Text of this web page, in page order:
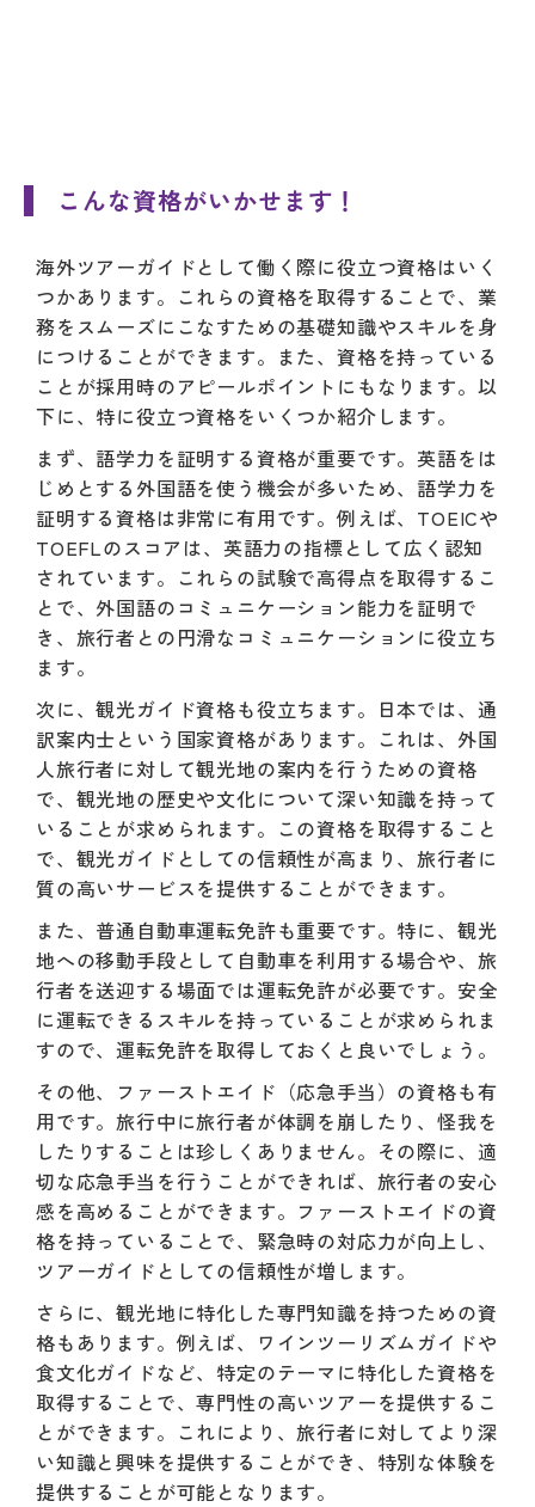
こんな資格がいかせます！
海外ツアーガイドとして働く際に役立つ資格はいく
つかあります。これらの資格を取得することで、業
務をスムーズにこなすための基礎知識やスキルを身
につけることができます。また、資格を持っている
ことが採用時のアピールポイントにもなります。以
下に、特に役立つ資格をいくつか紹介します。
まず、語学力を証明する資格が重要です。英語をは
じめとする外国語を使う機会が多いため、語学力を
証明する資格は非常に有用です。例えば、TOEICや
TOEFLのスコアは、英語力の指標として広く認知
されています。これらの試験で高得点を取得するこ
とで、外国語のコミュニケーション能力を証明で
き、旅行者との円滑なコミュニケーションに役立ち
ます。
次に、観光ガイド資格も役立ちます。日本では、通
訳案内士という国家資格があります。これは、外国
人旅行者に対して観光地の案内を行うための資格
で、観光地の歴史や文化について深い知識を持って
いることが求められます。この資格を取得すること
で、観光ガイドとしての信頼性が高まり、旅行者に
質の高いサービスを提供することができます。
また、普通自動車運転免許も重要です。特に、観光
地への移動手段として自動車を利用する場合や、旅
行者を送迎する場面では運転免許が必要です。安全
に運転できるスキルを持っていることが求められま
すので、運転免許を取得しておくと良いでしょう。
その他、ファーストエイド（応急手当）の資格も有
用です。旅行中に旅行者が体調を崩したり、怪我を
したりすることは珍しくありません。その際に、適
切な応急手当を行うことができれば、旅行者の安心
感を高めることができます。ファーストエイドの資
格を持っていることで、緊急時の対応力が向上し、
ツアーガイドとしての信頼性が増します。
さらに、観光地に特化した専門知識を持つための資
格もあります。例えば、ワインツーリズムガイドや
食文化ガイドなど、特定のテーマに特化した資格を
取得することで、専門性の高いツアーを提供するこ
とができます。これにより、旅行者に対してより深
い知識と興味を提供することができ、特別な体験を
提供することが可能となります。